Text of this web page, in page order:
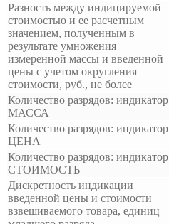
Разность между индицируемой
стоимостью и ее расчетным
значением, полученным в
результате умножения
измеренной массы и введенной
цены с учетом округления
стоимости, руб., не более
Количество разрядов: индикатор
МАССА
Количество разрядов: индикатор
ЦЕНА
Количество разрядов: индикатор
СТОИМОСТЬ
Дискретность индикации
введенной цены и стоимости
взвешиваемого товара, единиц